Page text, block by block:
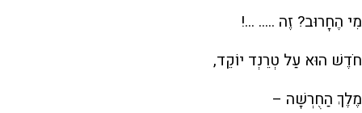
מִי הֶחָרוּב? זֶה ..... ...!
חֹדֶשׁ הוּא עַל טְרֵנְד יוֹקֵד,
מֶלֶךְ הַחֻרְשָׁה –